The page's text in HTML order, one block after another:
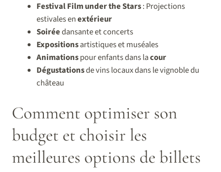
Festival Film under the Stars: Projections
estivales enextérieur
Soiréedansante et concerts
Expositionsartistiques et muséales
Animationspour enfants dans lacour
Dégustationsde vins locaux dans le vignoble du
château
Comment optimiser son
budget et choisir les
meilleures options de billets